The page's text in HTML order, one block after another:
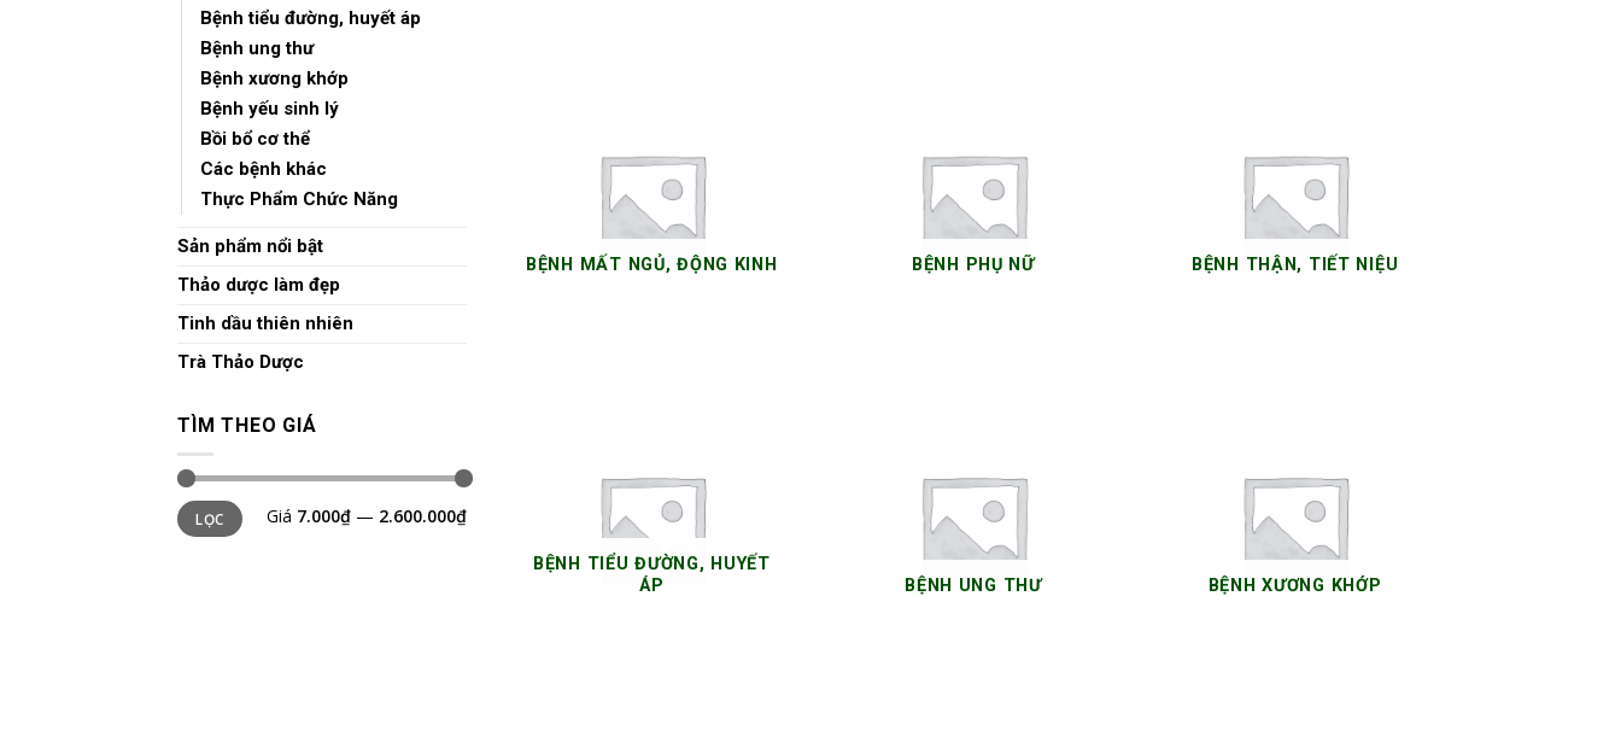
Bệnh tiểu đường, huyết áp
Bệnh ung thư
Bệnh xương khớp
Bệnh yếu sinh lý
Bồi bổ cơ thể
Các bệnh khác
Thực Phẩm Chức Năng
Sản phẩm nổi bật
Thảo dược làm đẹp
Tinh dầu thiên nhiên
Trà Thảo Dược
TÌM THEO GIÁ
LỌC Giá 7.000₫ — 2.600.000₫
BỆNH MẤT NGỦ, ĐỘNG KINH BỆNH PHỤ NỮ BỆNH THẬN, TIẾT NIỆU
BỆNH TIỂU ĐƯỜNG, HUYẾT
ÁP
BỆNH UNG THƯ BỆNH XƯƠNG KHỚP